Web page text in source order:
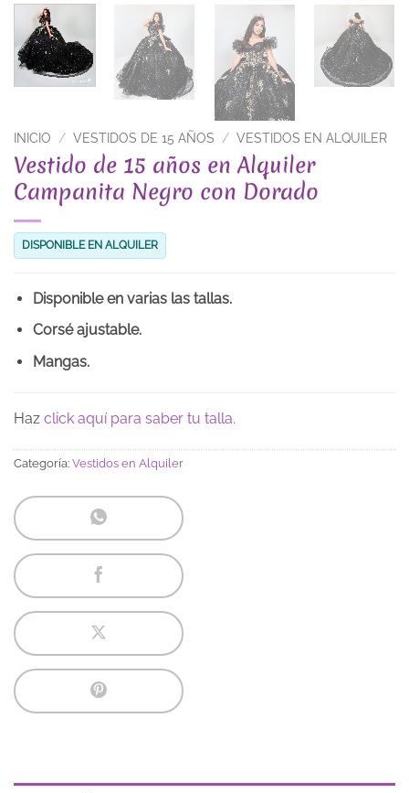
INICIO / VESTIDOS DE 15 AÑOS / VESTIDOS EN ALQUILER
Vestido de 15 años en Alquiler
Campanita Negro con Dorado
DISPONIBLE EN ALQUILER
Disponible en varias las tallas.
Corsé ajustable.
Mangas.
Haz click aquí para saber tu talla.
Categoría: Vestidos en Alquiler